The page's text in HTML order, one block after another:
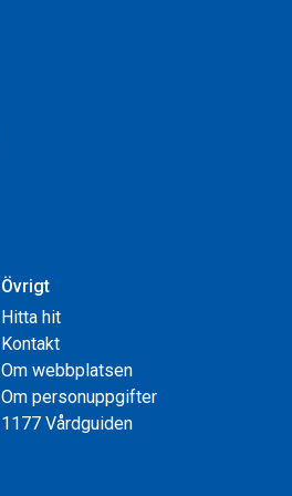
Övrigt
Hitta hit
Kontakt
Om webbplatsen
Om personuppgifter
1177 Vårdguiden